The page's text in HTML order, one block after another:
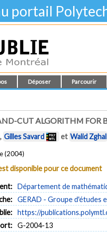
portail
Déposer Parcourir
CUT ALGORITHM FOR
, Gilles Savard et Walid Zghal
(2004)
disponible pour ce document
Département de
GERAD - Groupe d'études
https://
G-2004-13